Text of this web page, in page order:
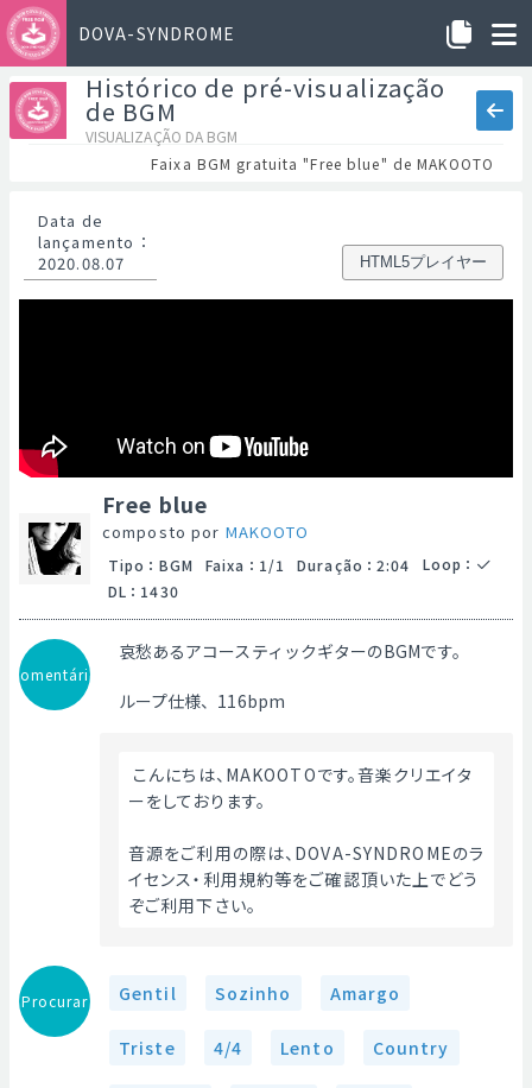
DOVA-SYNDROME
Histórico de pré-visualização
de BGM
VISUALIZAÇÃO DA BGM
Faixa BGM gratuita "Free blue" de MAKOOTO
Data de
lançamento ：
2020.08.07
HTML5プレイヤー
Free blue
composto por MAKOOTO
Tipo ： BGM Faixa ： 1/1 Duração ： 2:04 Loop ：
DL ： 1430
Comentário
哀愁あるアコースティックギターのBGMです。
ループ仕様、116bpm
ーをしております。
音源をご利用の際は、DOVA-SYNDROMEのラ
イセンス・利用規約等をご確認頂いた上でどう
ぞご利用下さい。
Procurar Gentil Sozinho Amargo
Triste 4/4 Lento Country